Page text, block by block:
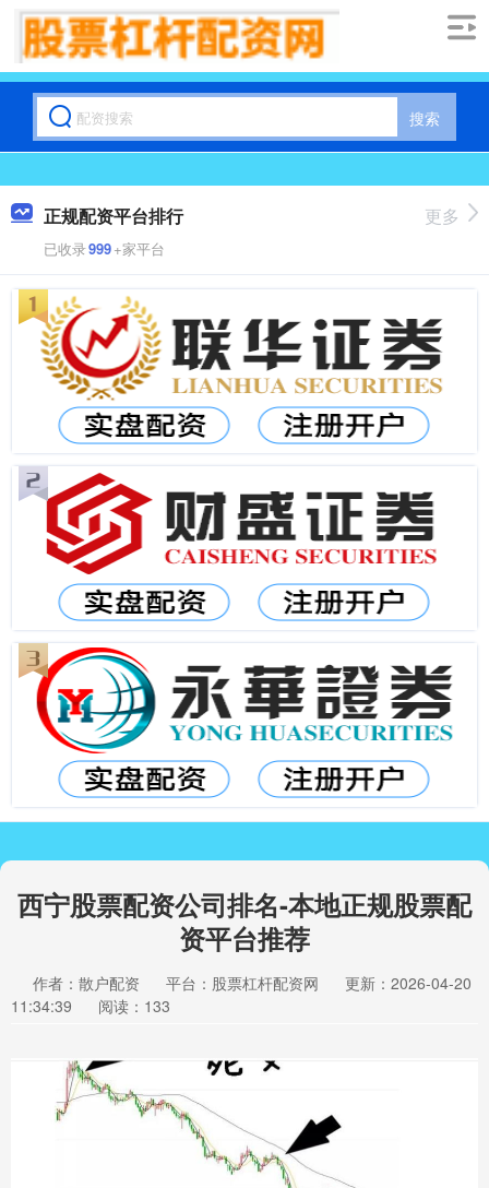
搜索
正规配资平台排行
已收录999+家平台
更多
西宁股票配资公司排名-本地正规股票配
资平台推荐
作者：散户配资 平台：股票杠杆配资网
更新：2026-04-20
11:34:39
阅读：133